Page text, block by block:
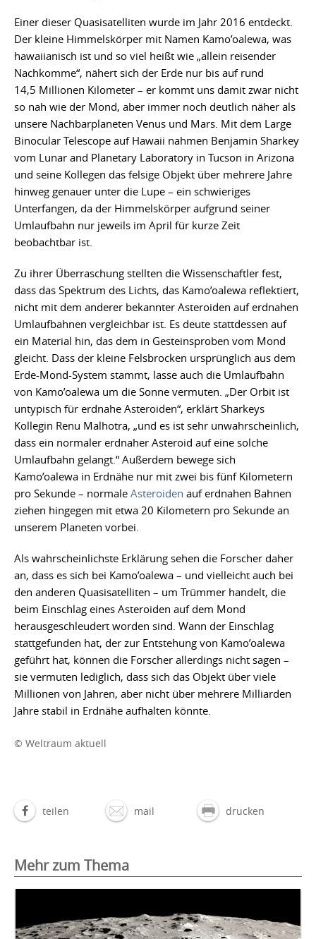
Einer dieser Quasisatelliten wurde im Jahr 2016 entdeckt.
Der kleine Himmelskörper mit Namen Kamo’oalewa, was
hawaiianisch ist und so viel heißt wie „allein reisender
Nachkomme“, nähert sich der Erde nur bis auf rund
14,5 Millionen Kilometer – er kommt uns damit zwar nicht
so nah wie der Mond, aber immer noch deutlich näher als
unsere Nachbarplaneten Venus und Mars. Mit dem Large
Binocular Telescope auf Hawaii nahmen Benjamin Sharkey
vom Lunar and Planetary Laboratory in Tucson in Arizona
und seine Kollegen das felsige Objekt über mehrere Jahre
hinweg genauer unter die Lupe – ein schwieriges
Unterfangen, da der Himmelskörper aufgrund seiner
Umlaufbahn nur jeweils im April für kurze Zeit
beobachtbar ist.
Zu ihrer Überraschung stellten die Wissenschaftler fest,
dass das Spektrum des Lichts, das Kamo’oalewa reflektiert,
nicht mit dem anderer bekannter Asteroiden auf erdnahen
Umlaufbahnen vergleichbar ist. Es deute stattdessen auf
ein Material hin, das dem in Gesteinsproben vom Mond
gleicht. Dass der kleine Felsbrocken ursprünglich aus dem
Erde-Mond-System stammt, lasse auch die Umlaufbahn
von Kamo’oalewa um die Sonne vermuten. „Der Orbit ist
untypisch für erdnahe Asteroiden“, erklärt Sharkeys
Kollegin Renu Malhotra, „und es ist sehr unwahrscheinlich,
dass ein normaler erdnaher Asteroid auf eine solche
Umlaufbahn gelangt.“ Außerdem bewege sich
Kamo’oalewa in Erdnähe nur mit zwei bis fünf Kilometern
pro Sekunde – normale Asteroiden auf erdnahen Bahnen
ziehen hingegen mit etwa 20 Kilometern pro Sekunde an
unserem Planeten vorbei.
Als wahrscheinlichste Erklärung sehen die Forscher daher
an, dass es sich bei Kamo’oalewa – und vielleicht auch bei
den anderen Quasisatelliten – um Trümmer handelt, die
beim Einschlag eines Asteroiden auf dem Mond
herausgeschleudert worden sind. Wann der Einschlag
stattgefunden hat, der zur Entstehung von Kamo’oalewa
geführt hat, können die Forscher allerdings nicht sagen –
sie vermuten lediglich, dass sich das Objekt über viele
Millionen von Jahren, aber nicht über mehrere Milliarden
Jahre stabil in Erdnähe aufhalten könnte.
© Weltraum aktuell
teilen mail drucken
Mehr zum Thema